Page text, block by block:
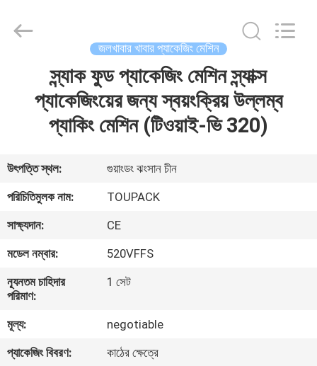
আমাদের
সম্পর্কে
ফ্যাক্টরি
ট্যুর
নিয়ন্ত্রণ
জলখাবার খাবার প্যাকেজিং মেশিন
স্ন্যাক ফুড প্যাকেজিং মেশিন স্ন্যাক্স
প্যাকেজিংয়ের জন্য স্বয়ংক্রিয় উল্লম্ব
প্যাকিং মেশিন (টিওয়াই-ভি 320)
উৎপত্তি স্থল:
গুয়াংডং ঝংসান চীন
পরিচিতিমুলক নাম:
TOUPACK
সাক্ষ্যদান:
CE
মডেল নম্বার:
520VFFS
ন্যূনতম চাহিদার
পরিমাণ:
1 সেট
মূল্য:
negotiable
প্যাকেজিং বিবরণ:
কাঠের ক্ষেত্রে